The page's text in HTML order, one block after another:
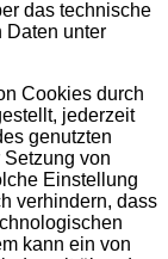
das technische
Daten unter
Cookies durch
jederzeit
genutzten
Setzung von
Einstellung
verhindern, dass
kann ein von